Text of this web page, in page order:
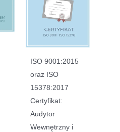
ISO 9001:2015
oraz ISO
15378:2017
Certyfikat:
Audytor
Wewnętrzny i